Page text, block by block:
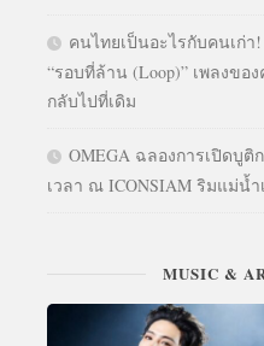
คนไทยเป็นอะไรกับคนเก่า!
“รอบที่ล้าน (Loop)” เพลงข
กลับไปที่เดิม
OMEGA ฉลองการเปิดบูติ
เวลา ณ ICONSIAM ริมแม่น้ำ
MUSIC &